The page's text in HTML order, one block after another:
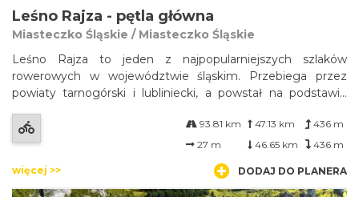
Leśno Rajza - pętla główna
Miasteczko Śląskie / Miasteczko Śląskie
Leśno Rajza to jeden z najpopularniejszych szlaków
rowerowych w województwie śląskim. Przebiega przez
powiaty tarnogórski i lubliniecki, a powstał na podstawie
Świerklaniec, Koszęcin, Woźniki, Tworóg i Miasteczko
Śląskie. Szlak rowerowy poprowadzony jest głównie przez
obszary leśne Nadleśnictwa Świerklaniec, Koszęcin i Brynek.
93.81 km 47.13 km
436 m
27 m
46.65 km 436 m
więcej >> DODAJ DO PLANERA